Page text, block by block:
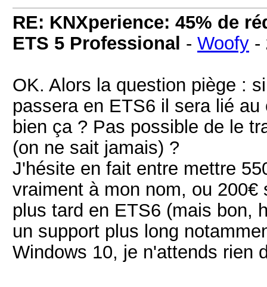
RE: KNXperience: 45% de
ETS 5 Professional - Woofy -
OK. Alors la question piège :
passera en ETS6 il sera lié
bien ça ? Pas possible de le
(on ne sait jamais) ?
J'hésite en fait entre mettre
vraiment à mon nom, ou
plus tard en ETS6 (mais bon,
un support plus long
Windows 10, je n'attends rien